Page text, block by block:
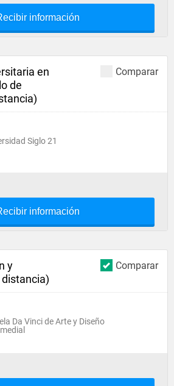
información
Comparar
en
de
Siglo 21
información
Comparar
y
Da Vinci de Arte y Diseño